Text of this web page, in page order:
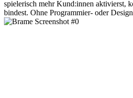
spielerisch mehr Kund:innen aktivierst,
bindest. Ohne Programmier- oder